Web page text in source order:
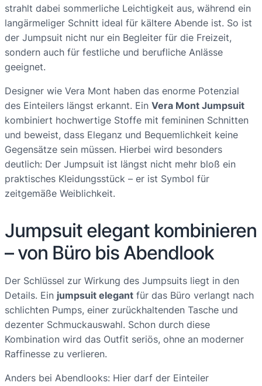
strahlt dabei sommerliche Leichtigkeit aus, während ein
langärmeliger Schnitt ideal für kältere Abende ist. So ist
der Jumpsuit nicht nur ein Begleiter für die Freizeit,
sondern auch für festliche und berufliche Anlässe
geeignet.
Designer wie Vera Mont haben das enorme Potenzial
des Einteilers längst erkannt. Ein Vera Mont Jumpsuit
kombiniert hochwertige Stoffe mit femininen Schnitten
und beweist, dass Eleganz und Bequemlichkeit keine
Gegensätze sein müssen. Hierbei wird besonders
deutlich: Der Jumpsuit ist längst nicht mehr bloß ein
praktisches Kleidungsstück – er ist Symbol für
zeitgemäße Weiblichkeit.
Jumpsuit elegant kombinieren
– von Büro bis Abendlook
Der Schlüssel zur Wirkung des Jumpsuits liegt in den
Details. Ein jumpsuit elegant für das Büro verlangt nach
schlichten Pumps, einer zurückhaltenden Tasche und
dezenter Schmuckauswahl. Schon durch diese
Kombination wird das Outfit seriös, ohne an moderner
Raffinesse zu verlieren.
Anders bei Abendlooks: Hier darf der Einteiler